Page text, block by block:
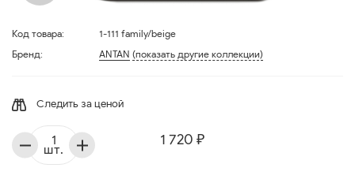
Код товара:
1-111 family/beige
Бренд:
ANTAN (показать другие коллекции)
Следить за ценой
1 720 ₽
шт.